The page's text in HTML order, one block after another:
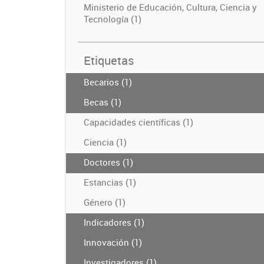
Ministerio de Educación, Cultura, Ciencia y
Tecnología (1)
Etiquetas
Becarios (1)
Becas (1)
Capacidades científicas (1)
Ciencia (1)
Doctores (1)
Estancias (1)
Género (1)
Indicadores (1)
Innovación (1)